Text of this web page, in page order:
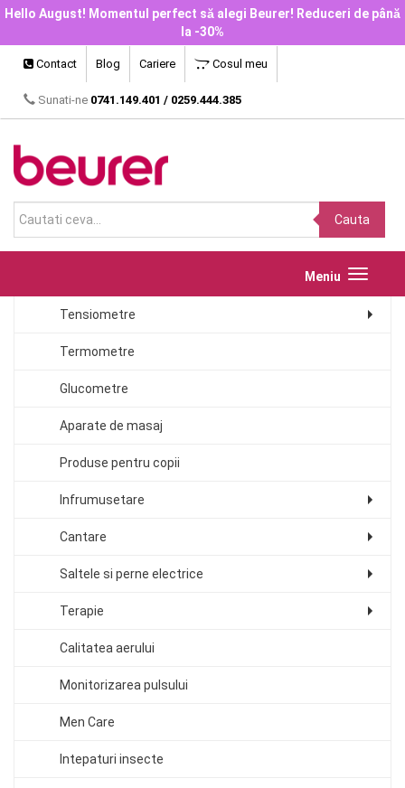
Hello August! Momentul perfect să alegi Beurer! Reduceri de până
la -30%
Contact Blog Cariere Cosul meu
Sunati-ne 0741.149.401 / 0259.444.385
Cauta
Meniu
Toggle
Tensiometre
Termometre
Glucometre
Aparate de masaj
Produse pentru copii
Infrumusetare
Cantare
Saltele si perne electrice
Terapie
Calitatea aerului
Monitorizarea pulsului
Men Care
Intepaturi insecte